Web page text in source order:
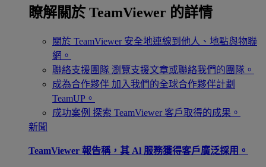
瞭解關於 TeamViewer 的詳情
關於 TeamViewer 安全地連線到他人、地點與物聯
網。
聯絡支援團隊 瀏覽支援文章或聯絡我們的團隊。
成為合作夥伴 加入我們的全球合作夥伴計劃
TeamUP。
成功案例 探索 TeamViewer 客戶取得的成果。
新聞
TeamViewer 報告稱，其 Al 服務獲得客戶廣泛採用。